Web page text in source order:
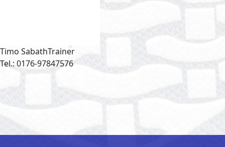
Timo SabathTrainer
Tel.: 0176-97847576